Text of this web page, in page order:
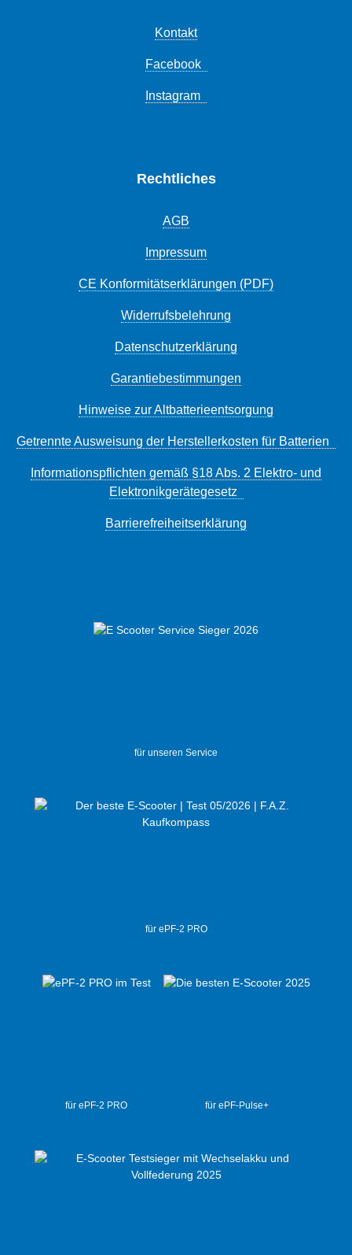
Kontakt
Facebook
Instagram
Rechtliches
AGB
Impressum
CE Konformitätserklärungen (PDF)
Widerrufsbelehrung
Datenschutzerklärung
Garantiebestimmungen
Hinweise zur Altbatterieentsorgung
Getrennte Ausweisung der Herstellerkosten für Batterien
Informationspflichten gemäß §18 Abs. 2 Elektro- und
Elektronikgerätegesetz
Barrierefreiheitserklärung
für unseren Service
für ePF-2 PRO
für ePF-2 PRO für ePF-Pulse+